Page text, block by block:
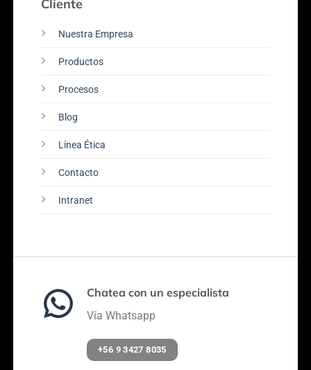
Cliente
Nuestra Empresa
Productos
Procesos
Blog
Línea Ética
Contacto
Intranet
Chatea con un especialista
Vía Whatsapp
+56 9 3427 8035